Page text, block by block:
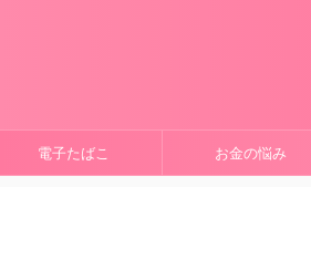
電子たばこ お金の悩み